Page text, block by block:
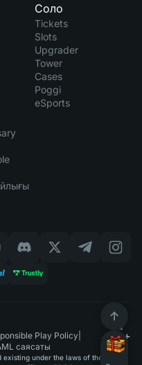
Соло
Tickets
Slots
Upgrader
Tower
Cases
Poggi
eSports
Play Policy
саясаты
existing under the laws of the